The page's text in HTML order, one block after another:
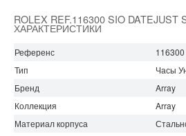
ROLEX REF.116300 SIO
ХАРАКТЕРИСТИКИ
Референс
Тип
Часы
Бренд
Array
Коллекция
Array
Материал корпуса